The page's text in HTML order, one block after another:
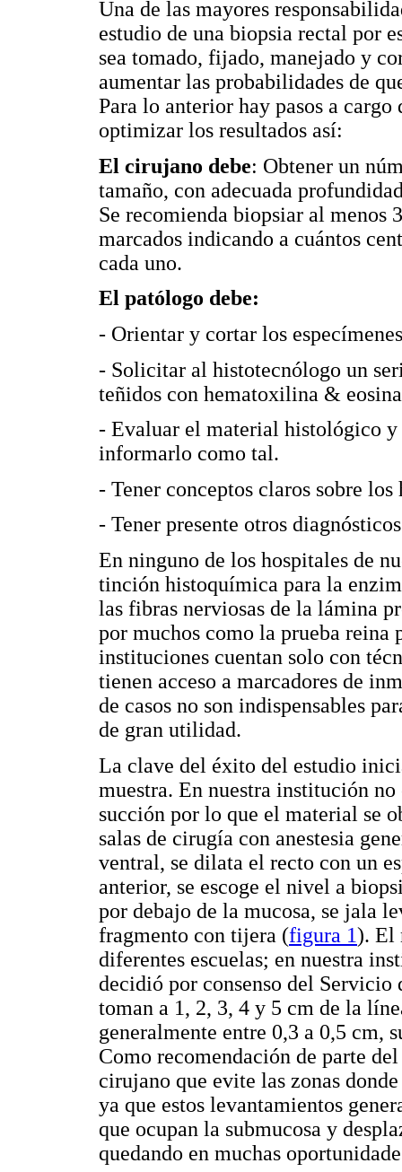
Una de las mayores
estudio de una biopsia rectal por
sea tomado, fijado, manejado y
aumentar las probabilidades de
Para lo anterior hay pasos a
optimizar los resultados así:
El cirujano debe: Obtener un
tamaño, con adecuada
Se recomienda biopsiar al menos
marcados indicando a cuántos
cada uno.
El patólogo debe:
- Orientar y cortar los
- Solicitar al histotecnólogo un
teñidos con hematoxilina &
- Evaluar el material histológico y
informarlo como tal.
- Tener conceptos claros sobre
- Tener presente otros
En ninguno de los hospitales de
tinción histoquímica para la
las fibras nerviosas de la lámina
por muchos como la prueba
instituciones cuentan solo con
tienen acceso a marcadores de
de casos no son indispensables
de gran utilidad.
La clave del éxito del estudio
muestra. En nuestra institución
succión por lo que el material se
salas de cirugía con anestesia
ventral, se dilata el recto con un
anterior, se escoge el nivel a
por debajo de la mucosa, se jala
fragmento con tijera (figura 1). El
diferentes escuelas; en nuestra
decidió por consenso del Servicio
toman a 1, 2, 3, 4 y 5 cm de la
generalmente entre 0,3 a 0,5 cm,
Como recomendación de parte
cirujano que evite las zonas
ya que estos levantamientos
que ocupan la submucosa y
quedando en muchas